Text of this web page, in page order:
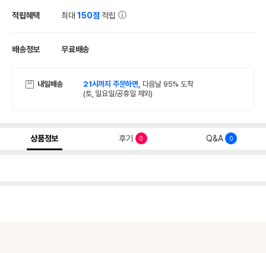
적립혜택 최대150점 적립
배송정보 무료배송
내일배송 21시까지 주문하면, 다음날 95% 도착
(토, 일요일/공휴일 제외)
상품정보 후기 0 Q&A 0